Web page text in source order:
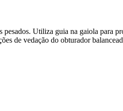
Utiliza guia na gaiola para
de vedação do obturador